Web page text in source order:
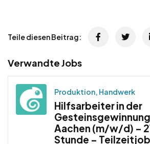
Teile diesen Beitrag:
Verwandte Jobs
Produktion, Handwerk
Hilfsarbeiter in der
Aachen (m/w/d) –
Stunde –